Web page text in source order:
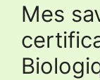
Mes